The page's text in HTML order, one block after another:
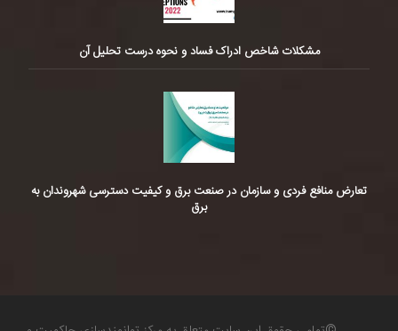
مشکلات شاخص ادراک فساد و نحوه درست تحلیل آن
تعارض منافع فردی و سازمان در صنعت برق و کیفیت دسترسی شهروندان به
برق